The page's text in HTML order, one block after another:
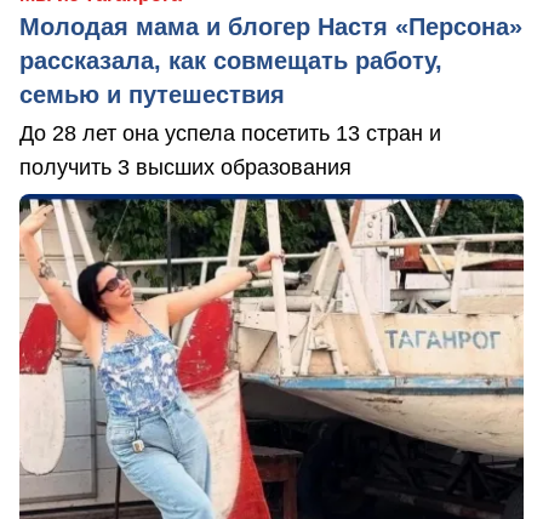
Молодая мама и блогер Настя «Персона»
рассказала, как совмещать работу,
семью и путешествия
До 28 лет она успела посетить 13 стран и
получить 3 высших образования